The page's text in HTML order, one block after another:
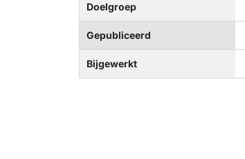
Doelgroep
Gepubliceerd
Bijgewerkt